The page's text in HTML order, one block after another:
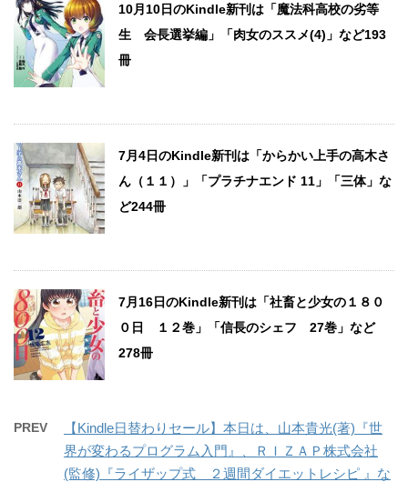
10月10日のKindle新刊は「魔法科高校の劣等
生 会長選挙編」「肉女のススメ(4)」など193
冊
7月4日のKindle新刊は「からかい上手の高木さ
ん（１１）」「プラチナエンド 11」「三体」な
ど244冊
7月16日のKindle新刊は「社畜と少女の１８０
０日 １２巻」「信長のシェフ 27巻」など
278冊
PREV
【Kindle日替わりセール】本日は、山本貴光(著)『世
界が変わるプログラム入門』、ＲＩＺＡＰ株式会社
(監修)『ライザップ式 ２週間ダイエットレシピ 』な